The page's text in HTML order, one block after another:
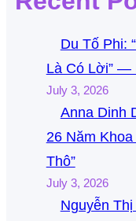
Du Tố Phi:
Là Có Lời” —
July 3, 2026
Anna Dinh
26 Năm
Thô”
July 3, 2026
Nguyễn